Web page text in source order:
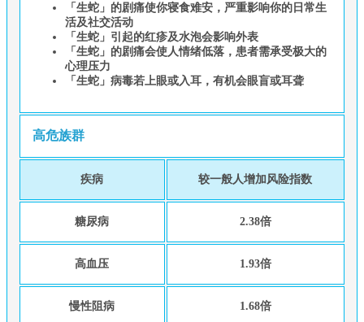
「生蛇」的剧痛使你寝食难安，严重影响你的日常生
活及社交活动
「生蛇」引起的红疹及水泡会影响外表
「生蛇」的剧痛会使人情绪低落，患者需承受极大的
心理压力
「生蛇」病毒若上眼或入耳，有机会眼盲或耳聋
高危族群
疾病 较一般人增加风险指数
糖尿病 2.38倍
高血压 1.93倍
慢性阻病 1.68倍